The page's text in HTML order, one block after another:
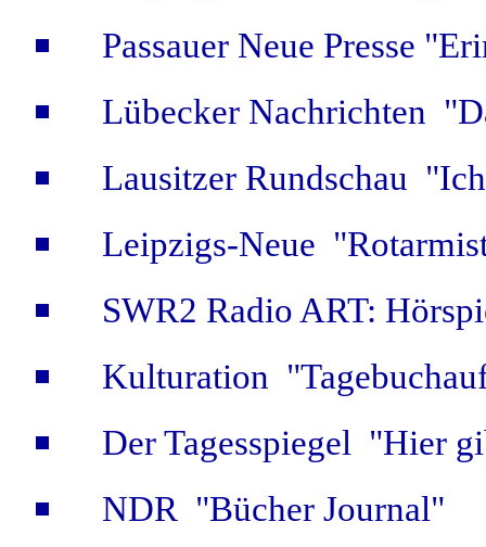
Passauer Neue Presse
Lübecker Nachrichten
Lausitzer Rundschau
Leipzigs-Neue
SWR2 Radio ART:
Kulturation
Der Tagesspiegel "Hier
NDR "Bücher Journal"